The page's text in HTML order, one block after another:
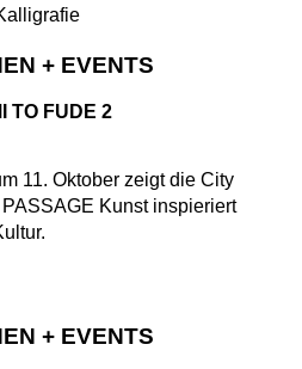
+ EVENTS
TO FUDE 2
11. Oktober zeigt die City
Kunst inspieriert
+ EVENTS